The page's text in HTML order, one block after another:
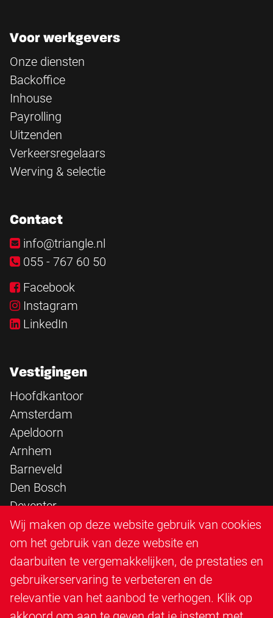
Voor werkgevers
Onze diensten
Backoffice
Inhouse
Payrolling
Uitzenden
Verkeersregelaars
Werving & selectie
Contact
info@triangle.nl
055 - 767 60 50
Facebook
Instagram
LinkedIn
Vestigingen
Hoofdkantoor
Amsterdam
Apeldoorn
Arnhem
Barneveld
Den Bosch
Deventer
Epe
Sittard
Triangle Infra
Triangle Steigerbouw
Utrecht
Wij maken op deze website gebruik van cookies
om het gebruik van deze website en
daarbuiten te vergemakkelijken, de prestaties en
gebruikerservaring te verbeteren en de
relevantie van het aanbod te verhogen. Klik op